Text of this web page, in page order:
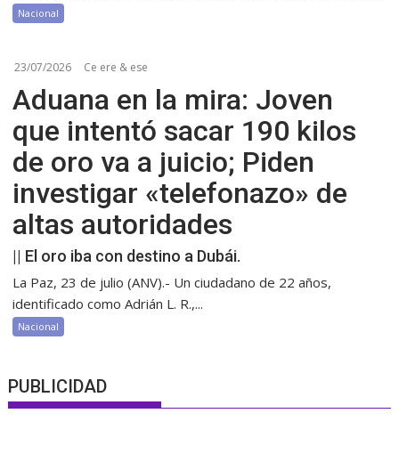
Nacional
23/07/2026 Ce ere & ese
Aduana en la mira: Joven
que intentó sacar 190 kilos
de oro va a juicio; Piden
investigar «telefonazo» de
altas autoridades
|| El oro iba con destino a Dubái.
La Paz, 23 de julio (ANV).- Un ciudadano de 22 años,
identificado como Adrián L. R.,...
Nacional
PUBLICIDAD